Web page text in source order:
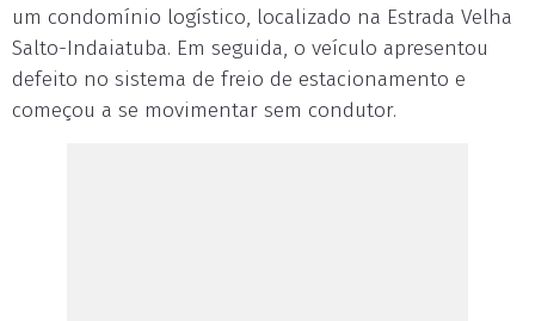
um condomínio logístico, localizado na Estrada Velha
Salto-Indaiatuba. Em seguida, o veículo apresentou
defeito no sistema de freio de estacionamento e
começou a se movimentar sem condutor.